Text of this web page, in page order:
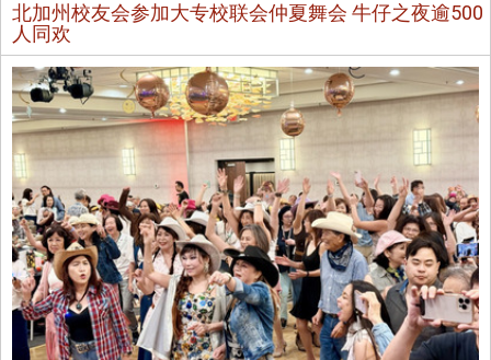
北加州校友会参加大专校联会仲夏舞会 牛仔之夜逾500
人同欢